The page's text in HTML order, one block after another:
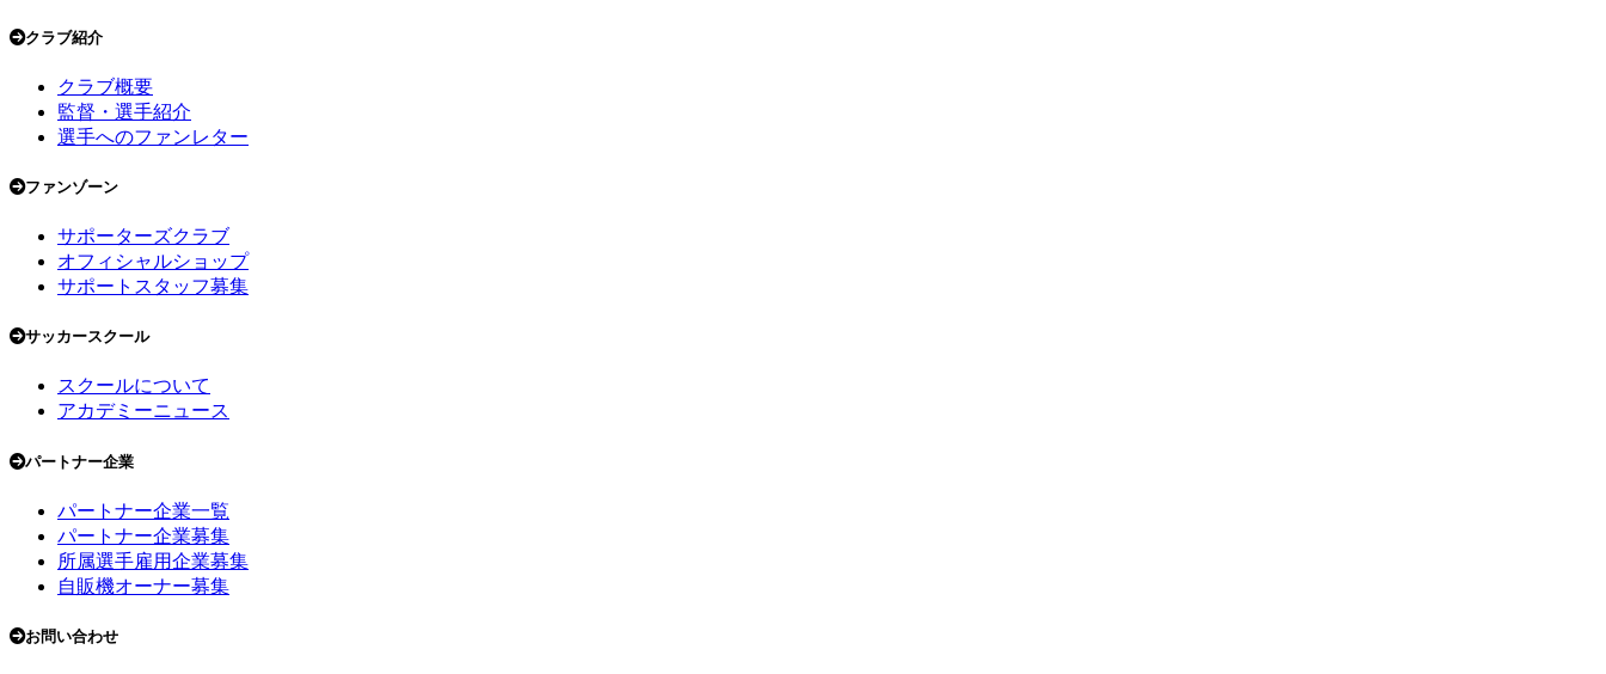
クラブ紹介
クラブ概要
監督・選手紹介
選手へのファンレター
ファンゾーン
サポーターズクラブ
オフィシャルショップ
サポートスタッフ募集
サッカースクール
スクールについて
アカデミーニュース
パートナー企業
パートナー企業一覧
パートナー企業募集
所属選手雇用企業募集
自販機オーナー募集
お問い合わせ